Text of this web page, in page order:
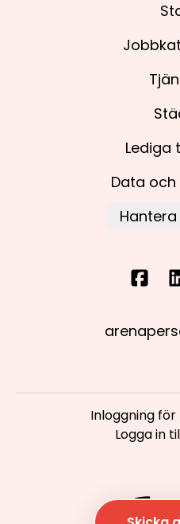
Lediga
Data
Inloggning
Logga in